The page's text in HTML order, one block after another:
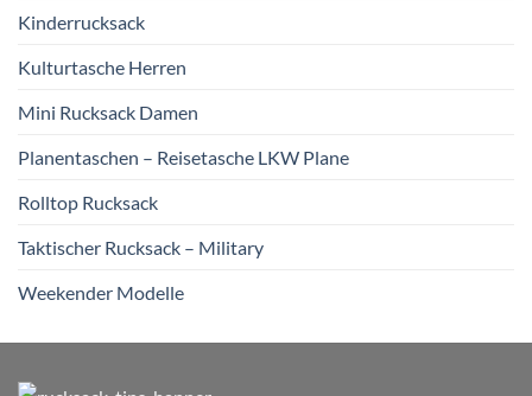
Kinderrucksack
Kulturtasche Herren
Mini Rucksack Damen
Planentaschen – Reisetasche LKW Plane
Rolltop Rucksack
Taktischer Rucksack – Military
Weekender Modelle